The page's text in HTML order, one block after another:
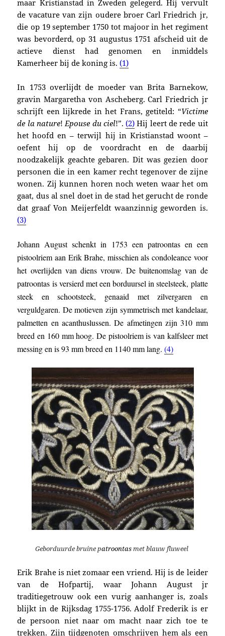
maar Kristianstad in Zweden gelegerd. Hij vervult
de vacature van zijn oudere broer Carl Friedrich jr,
die op 19 september 1750 tot majoor in het regiment
was bevorderd, op 31 augustus 1751 afscheid uit de
actieve diensthad genomen en inmiddels
Kamerheer bij de koning is.(1)
In 1753 overlijdt de moeder van Brita Barnekow,
gravin Margaretha von Ascheberg. Carl Friedrich jr
schrijft een lijkrede in het Frans, getiteld: “Victime
de la nature!Epouse du ciel!”.(2) Hij leert de rede uit
het hoofd en – terwijl hij in Kristianstad woont –
oefent hij op de voordracht en de daarbij
noodzakelijk geachte gebaren. Dit was gezien door
personen die in een kamer recht tegenover de zijne
wonen. Zij kunnen horen noch weten waar het om
gaat, dus al snel doet in de stad het gerucht de ronde
dat graaf Von Meijerfeldt waanzinnig geworden is.
(3)
Johann August schenkt in 1753 een patroontas en een
pistoolriem aan Erik Brahe, misschien als condoleance voor
het overlijden van diens vrouw. De buitenomslag van de
patroontas is versierd met een borduursel in steelsteek, platte
steek en schootsteek, genaaid met zilvergaren en
verguldgaren. De motieven zijn symmetrisch met kandelaar,
palmetten en acanthuslussen. De afmetingen zijn 310 mm
breed en 160 mm hoog. De pistoolriem is van kalfsleer met
messing en is 93 mm breed en 1140 mm lang.(4)
Geborduurdebruinepatroontasmet blauw fluweel
Erik Brahe is niet zomaar een vriend. Hij is de leider
van de Hofpartij, waar Johann August jr
traditiegetrouw ook een vurig aanhanger is, zoals
blijkt in de Rijksdag 1755-1756. Adolf Frederik is er
de persoon niet naar om macht naar zich toe te
trekken. Zijn tijdgenoten omschrijven hem als een